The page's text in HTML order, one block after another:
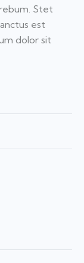
Stet
est
dolor sit